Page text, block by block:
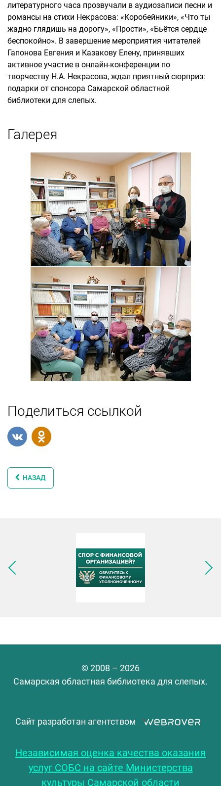
литературного часа прозвучали в аудиозаписи песни и
романсы на стихи Некрасова: «Коробейники», «Что ты
жадно глядишь на дорогу», «Прости», «Бьётся сердце
беспокойно». В завершение мероприятия читателей
Гапонова Евгения и Казакову Елену, принявших
активное участие в онлайн-конференции по
творчеству Н.А. Некрасова, ждал приятный сюрприз:
подарки от спонсора Самарской областной
библиотеки для слепых.
Галерея
Поделиться ссылкой
НАЗАД
Следующее изображение
© 2008 – 2026
Самарская областная библиотека для слепых.
Сайт разработан агентством
Независимая оценка качества оказания
услуг СОБС на сайте Министерства
культуры Самарской области